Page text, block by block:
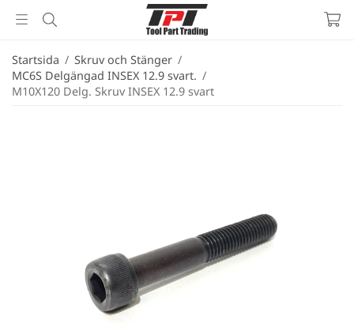
Startsida / Skruv och Stänger /
MC6S Delgängad INSEX 12.9 svart. /
M10X120 Delg. Skruv INSEX 12.9 svart